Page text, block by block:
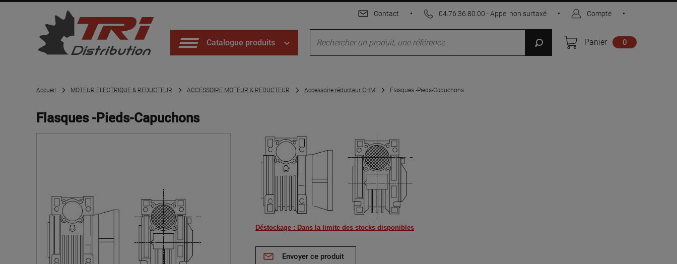
Catalogue produits Panier 0
Contact • 04.76.36.80.00 - Appel non surtaxé • Compte •
Accueil MOTEUR ELECTRIQUE & REDUCTEUR ACCESSOIRE MOTEUR & REDUCTEUR Accessoire réducteur CHM Flasques -Pieds-Capuchons
Flasques -Pieds-Capuchons
Déstockage : Dans la limite des stocks disponibles
Envoyer ce produit